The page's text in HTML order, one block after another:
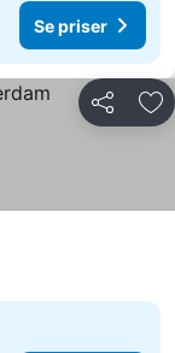
Se priser
Del